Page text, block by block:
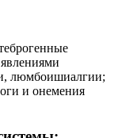
люмбоишиалгии;
и онемения